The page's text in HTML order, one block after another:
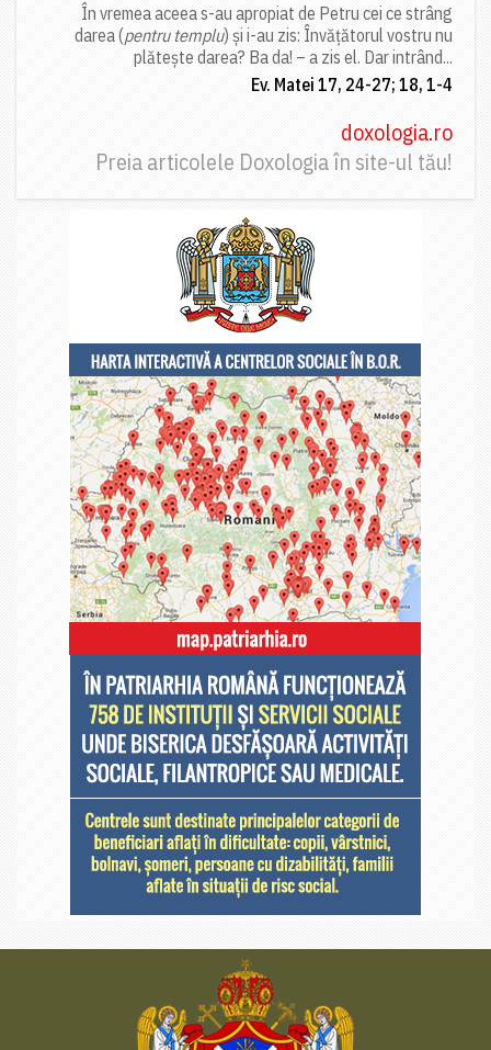
În vremea aceea s-au apropiat de Petru cei ce strâng
darea (pentru templu) și i-au zis: Învățătorul vostru nu
plătește darea? Ba da! – a zis el. Dar intrând...
Ev. Matei 17, 24-27; 18, 1-4
doxologia.ro
Preia articolele Doxologia în site-ul tău!